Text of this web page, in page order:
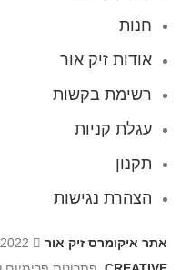
חנות
אודות זיק אור
רשימת בקשות
עגלת קניות
תקנון
הצהרת נגישות
אתר איקומרס זיק אור